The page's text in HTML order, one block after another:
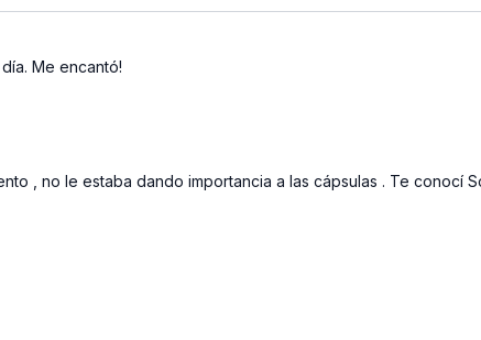
Me encantó!
, no le estaba dando importancia a las cápsulas . Te conocí